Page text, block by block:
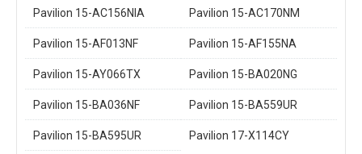
Pavilion 15-AC156NIA Pavilion 15-AC170NM
Pavilion 15-AF013NF Pavilion 15-AF155NA
Pavilion 15-AY066TX Pavilion 15-BA020NG
Pavilion 15-BA036NF Pavilion 15-BA559UR
Pavilion 15-BA595UR Pavilion 17-X114CY